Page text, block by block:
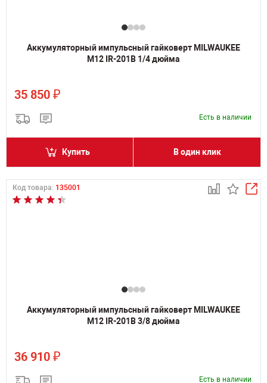
Аккумуляторный импульсный гайковерт MILWAUKEE
M12 IR-201B 1/4 дюйма
35 850 ₽
Есть в наличии
Купить В один клик
Код товара: 135001
Аккумуляторный импульсный гайковерт MILWAUKEE
M12 IR-201B 3/8 дюйма
36 910 ₽
Есть в наличии